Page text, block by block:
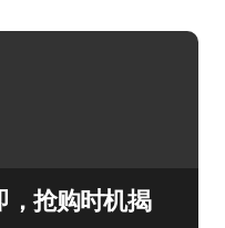
，抢购时机揭